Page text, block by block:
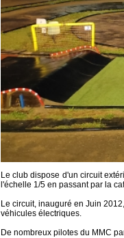
Le club dispose d'un circuit
l'échelle 1/5 en passant par la
Le circuit, inauguré en Juin
véhicules électriques.
De nombreux pilotes du MMC